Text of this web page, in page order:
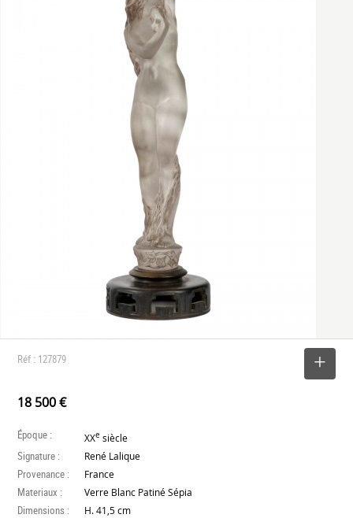
Réf : 127879
18 500 €
Époque : XXe siècle
Signature : René Lalique
Provenance : France
Materiaux : Verre Blanc Patiné Sépia
Dimensions : H. 41,5 cm